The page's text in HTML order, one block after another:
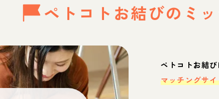
ペトコトお結びの ミ
ペトコトお結び
マッチングサ